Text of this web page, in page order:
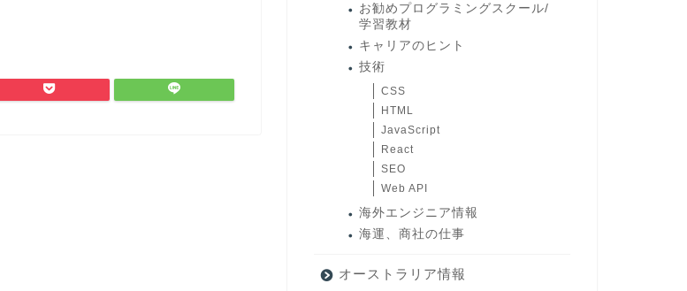
お勧めプログラミングスクール/
学習教材
キャリアのヒント
技術
CSS
HTML
JavaScript
React
SEO
Web API
海外エンジニア情報
海運、商社の仕事
オーストラリア情報